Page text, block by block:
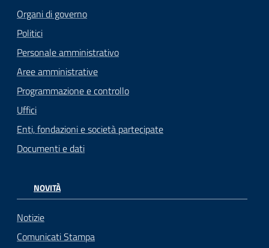
Organi di governo
Politici
Personale amministrativo
Aree amministrative
Programmazione e controllo
Uffici
Enti, fondazioni e società partecipate
Documenti e dati
NOVITÀ
Notizie
Comunicati Stampa